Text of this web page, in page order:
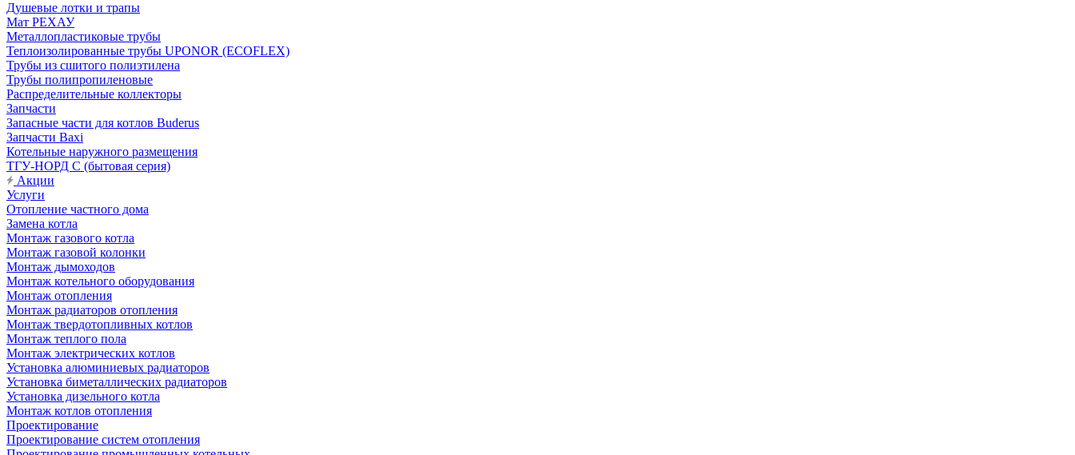
Душевые лотки и трапы
Мат РЕХАУ
Металлопластиковые трубы
Теплоизолированные трубы UPONOR (ECOFLEX)
Трубы из сшитого полиэтилена
Трубы полипропиленовые
Распределительные коллекторы
Запчасти
Запасные части для котлов Buderus
Запчасти Baxi
Котельные наружного размещения
ТГУ-НОРД С (бытовая серия)
Акции
Услуги
Отопление частного дома
Замена котла
Монтаж газового котла
Монтаж газовой колонки
Монтаж дымоходов
Монтаж котельного оборудования
Монтаж отопления
Монтаж радиаторов отопления
Монтаж твердотопливных котлов
Монтаж теплого пола
Монтаж электрических котлов
Установка алюминиевых радиаторов
Установка биметаллических радиаторов
Установка дизельного котла
Монтаж котлов отопления
Проектирование
Проектирование систем отопления